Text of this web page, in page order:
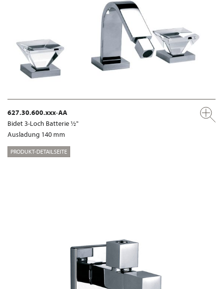
627.30.600.xxx-AA
Bidet 3-Loch Batterie ½"
Ausladung 140 mm
PRODUKT-DETAILSEITE